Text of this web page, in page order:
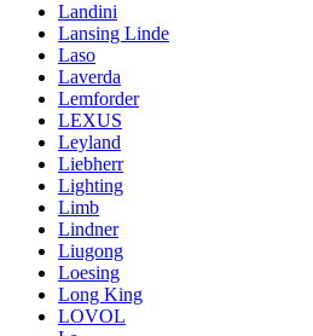
Landini
Lansing Linde
Laso
Laverda
Lemforder
LEXUS
Leyland
Liebherr
Lighting
Limb
Lindner
Liugong
Loesing
Long King
LOVOL